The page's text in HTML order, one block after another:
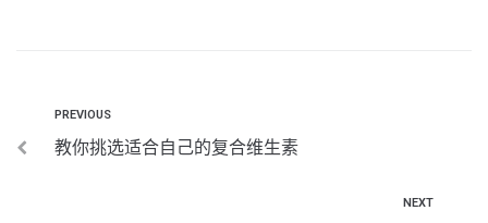
PREVIOUS
教你挑选适合自己的复合维生素
NEXT